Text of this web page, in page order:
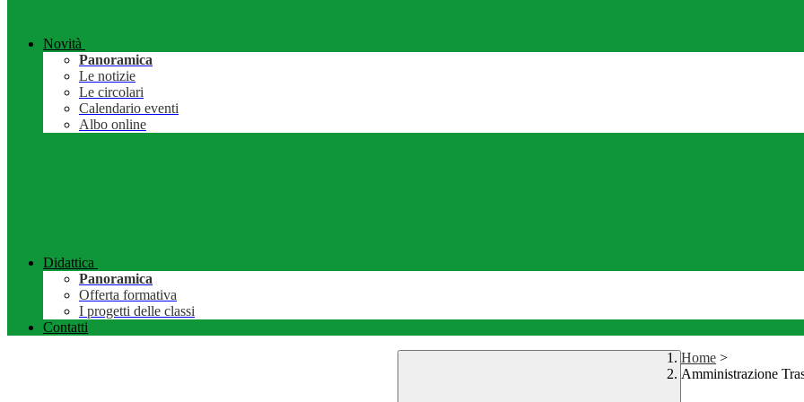
Novità
Panoramica
Le notizie
Le circolari
Calendario eventi
Albo online
Didattica
Panoramica
Offerta formativa
I progetti delle classi
Contatti
Home >
Amministrazione